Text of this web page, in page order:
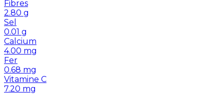
Fibres
2.80 g
Sel
0.01 g
Calcium
4.00 mg
Fer
0.68 mg
Vitamine C
7.20 mg